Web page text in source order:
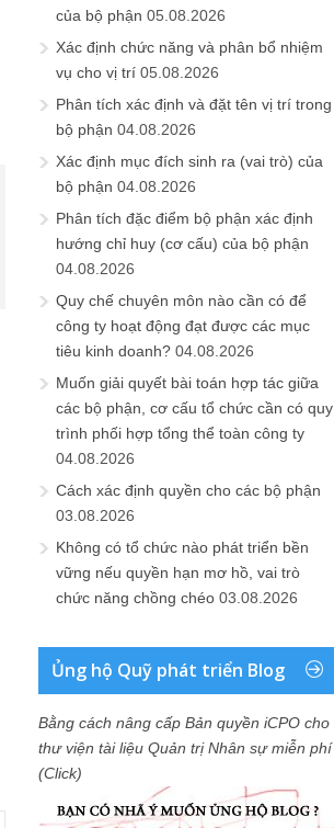
của bộ phận 05.08.2026
Xác định chức năng và phân bổ nhiệm
vụ cho vị trí 05.08.2026
Phân tích xác định và đặt tên vị trí trong
bộ phận 04.08.2026
Xác định mục đích sinh ra (vai trò) của
bộ phận 04.08.2026
Phân tích đặc điểm bộ phận xác định
hướng chỉ huy (cơ cấu) của bộ phận
04.08.2026
Quy chế chuyên môn nào cần có để
công ty hoạt động đạt được các mục
tiêu kinh doanh? 04.08.2026
Muốn giải quyết bài toán hợp tác giữa
các bộ phận, cơ cấu tổ chức cần có quy
trình phối hợp tổng thể toàn công ty
04.08.2026
Cách xác định quyền cho các bộ phận
03.08.2026
Không có tổ chức nào phát triển bền
vững nếu quyền hạn mơ hồ, vai trò
chức năng chồng chéo 03.08.2026
Ủng hộ Quỹ phát triển Blog
Bằng cách nâng cấp Bản quyền iCPO cho
thư viện tài liệu Quản trị Nhân sự miễn phí
(Click)